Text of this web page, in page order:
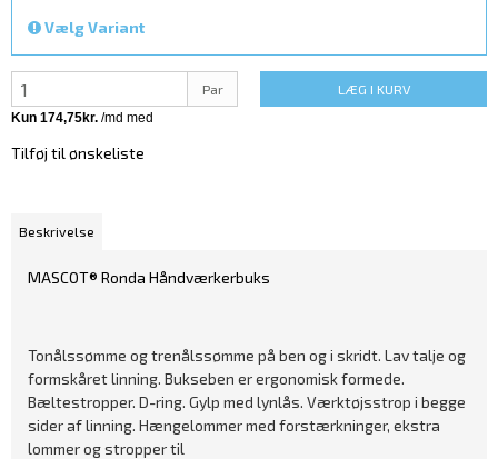
Vælg Variant
Par LÆG I KURV
Tilføj til ønskeliste
Beskrivelse
MASCOT® Ronda Håndværkerbuks
Tonålssømme og trenålssømme på ben og i skridt. Lav talje og
formskåret linning. Bukseben er ergonomisk formede.
Bæltestropper. D-ring. Gylp med lynlås. Værktøjsstrop i begge
sider af linning. Hængelommer med forstærkninger, ekstra
lommer og stropper til